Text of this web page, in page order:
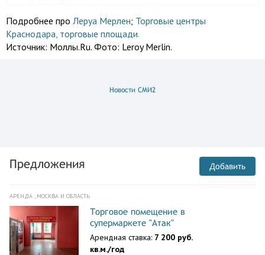
Подробнее про Леруа Мерлен; Торговые центры
Краснодара торговые площади.
Источник: Моллы.Ru. Фото: Leroy Merlin.
Новости СМИ2
Предложения Добавить
АРЕНДА , МОСКВА И ОБЛАСТЬ
Торговое помещение в
супермаркете "Атак"
Арендная ставка: 7 200 руб.
кв.м./год